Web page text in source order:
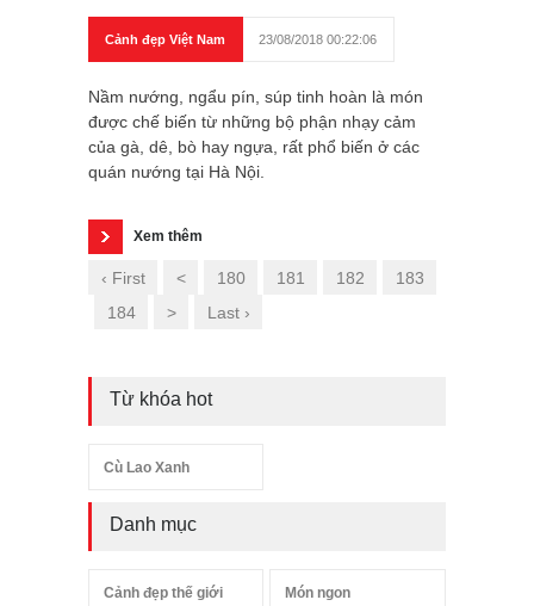
Cảnh đẹp Việt Nam 23/08/2018 00:22:06
Nầm nướng, ngẩu pín, súp tinh hoàn là món
được chế biến từ những bộ phận nhạy cảm
của gà, dê, bò hay ngựa, rất phổ biến ở các
quán nướng tại Hà Nội.
Xem thêm
‹ First < 180 181 182
183
184
> Last ›
Từ khóa hot
Cù Lao Xanh
Danh mục
Cảnh đẹp thế giới Món ngon